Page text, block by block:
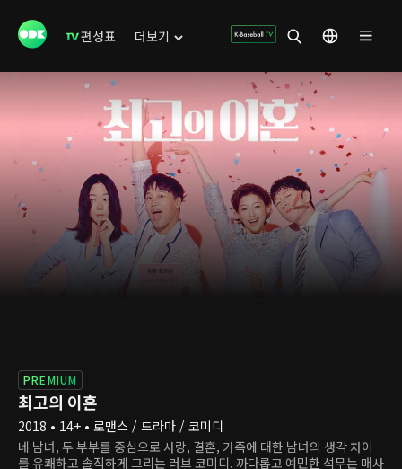
편성표 더보기
PREMIUM
최고의 이혼
2018 • 14+ • 로맨스 / 드라마 / 코미디
네 남녀, 두 부부를 중심으로 사랑, 결혼, 가족에 대한 남녀의 생각 차이
를 유쾌하고 솔직하게 그리는 러브 코미디. 까다롭고 예민한 석무는 매사